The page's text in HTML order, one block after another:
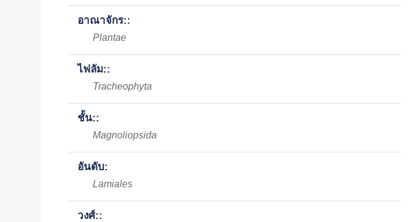
อาณาจักร::
Plantae
ไฟลัม::
Tracheophyta
ชั้น::
Magnoliopsida
อันดับ:
Lamiales
วงศ์::